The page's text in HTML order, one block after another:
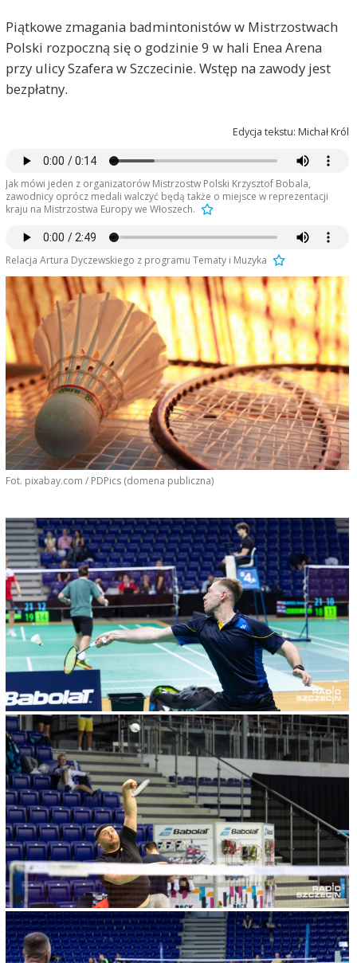
Piątkowe zmagania badmintonistów w Mistrzostwach
Polski rozpoczną się o godzinie 9 w hali Enea Arena
przy ulicy Szafera w Szczecinie. Wstęp na zawody jest
bezpłatny.
Edycja tekstu: Michał Król
Jak mówi jeden z organizatorów Mistrzostw Polski Krzysztof Bobala,
zawodnicy oprócz medali walczyć będą także o miejsce w reprezentacji
kraju na Mistrzostwa Europy we Włoszech.
Relacja Artura Dyczewskiego z programu Tematy i Muzyka
Fot. pixabay.com / PDPics (domena publiczna)